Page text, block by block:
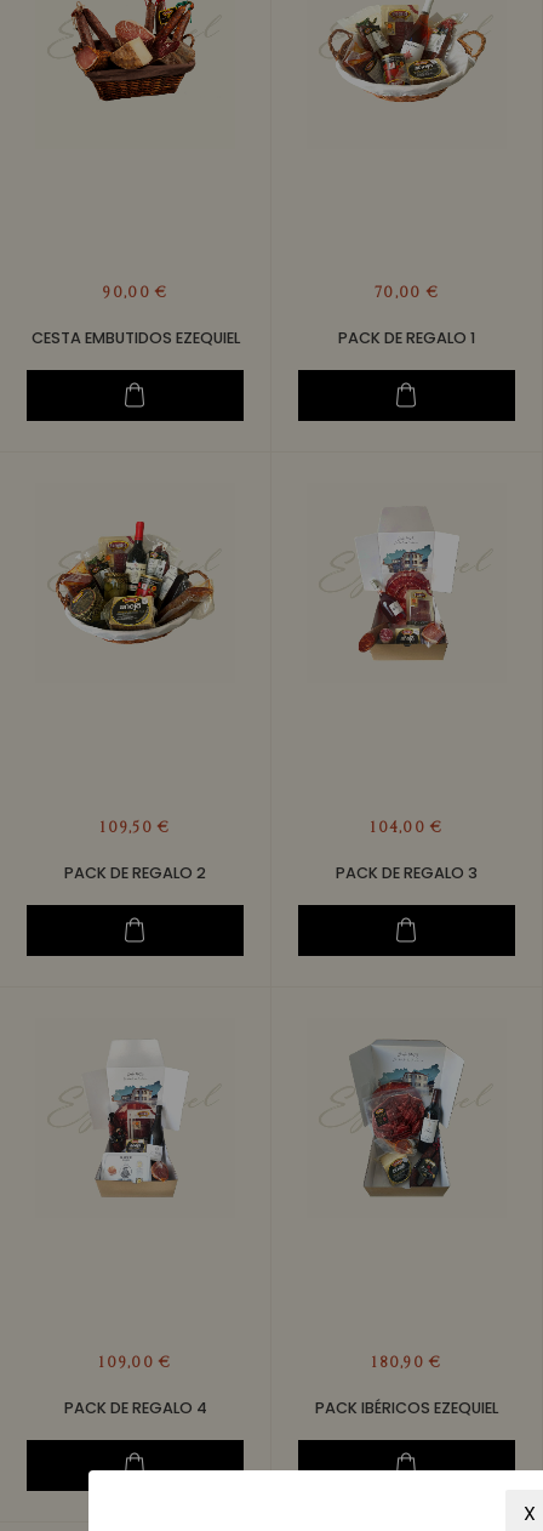
90,00 €
CESTA EMBUTIDOS EZEQUIEL
70,00 €
PACK DE REGALO 1
109,50 €
PACK DE REGALO 2
104,00 €
PACK DE REGALO 3
109,00 €
PACK DE REGALO 4
180,90 €
PACK IBÉRICOS EZEQUIEL
X